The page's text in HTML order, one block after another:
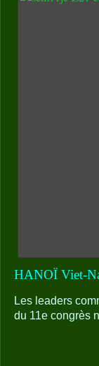
HANOÏ Viet-
Les leaders
du 11e congrès